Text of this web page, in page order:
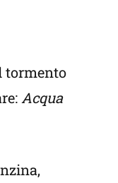
tormento
Acqua